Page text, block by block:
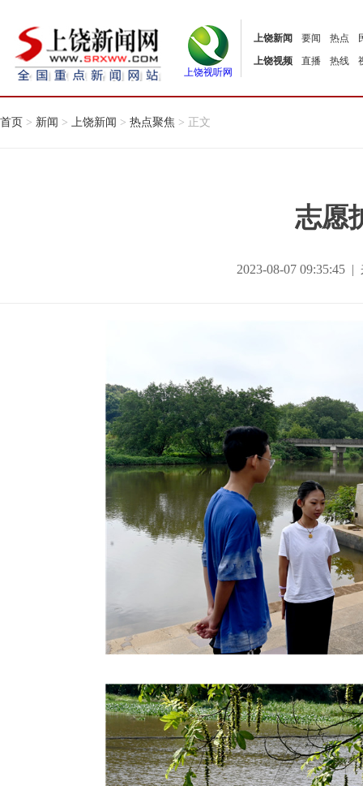
上饶视听网
上饶新闻 要闻 热点
上饶视频
直播 热线
首页 > 新闻 > 上饶新闻 > 热点聚焦 > 正文
志愿
2023-08-07 09:35:45